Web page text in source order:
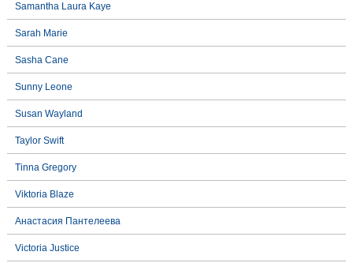
Samantha Laura Kaye
Sarah Marie
Sasha Cane
Sunny Leone
Susan Wayland
Taylor Swift
Tinna Gregory
Viktoria Blaze
Анастасия Пантелеева
Victoria Justice